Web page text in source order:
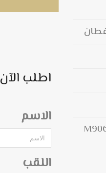
اطلب الآن
الاسم
اللقب